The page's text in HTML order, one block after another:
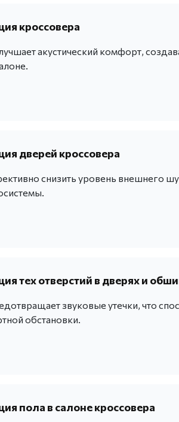
кроссовера
акустический комфорт,
дверей кроссовера
снизить уровень внешнего
тех отверстий в дверях и
звуковые утечки, что
обстановки.
пола в салоне кроссовера